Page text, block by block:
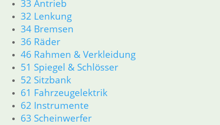
33 Antrieb
32 Lenkung
34 Bremsen
36 Räder
46 Rahmen & Verkleidung
51 Spiegel & Schlösser
52 Sitzbank
61 Fahrzeugelektrik
62 Instrumente
63 Scheinwerfer